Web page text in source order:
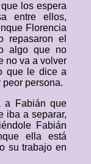
los espera
entre ellos,
Florencia
repasaron el
algo que no
no va a volver
que le dice a
persona.
a Fabián que
iba a separar,
Fabián
ella está
su trabajo en